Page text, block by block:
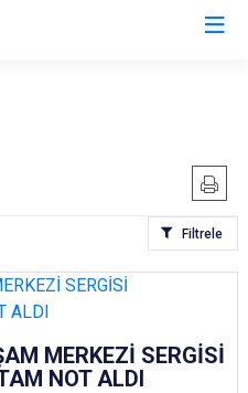
Filtrele
MERKEZİ SERGİSİ
NOT ALDI